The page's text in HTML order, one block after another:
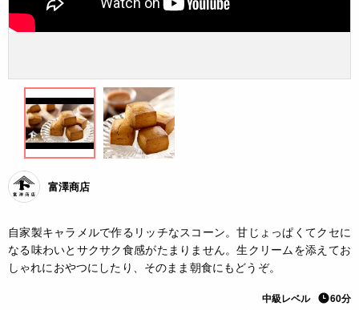
富澤商店
自家製キャラメルで作るリッチなスコーン。甘じょっぱくてクセに
なる味わいとサクサク食感がたまりません。生クリームを添えてお
しゃれにおやつにしたり、そのまま朝食にもどうぞ。
中級レベル 60分